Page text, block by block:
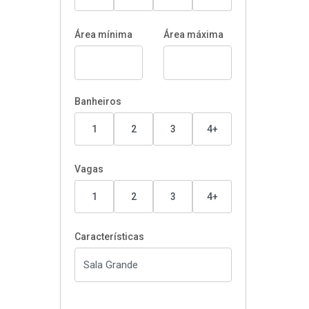
Área mínima Área máxima
Banheiros
1 2 3 4+
Vagas
1 2 3 4+
Características